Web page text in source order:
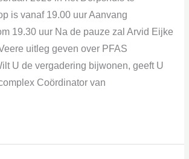
is vanaf 19.00 uur Aanvang
19.30 uur Na de pauze zal Arvid Eijke
uitleg geven over PFAS
U de vergadering bijwonen, geeft U
Coördinator van